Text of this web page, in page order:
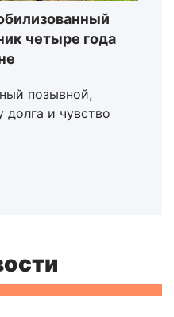
четыре года
позывной,
долга и чувство